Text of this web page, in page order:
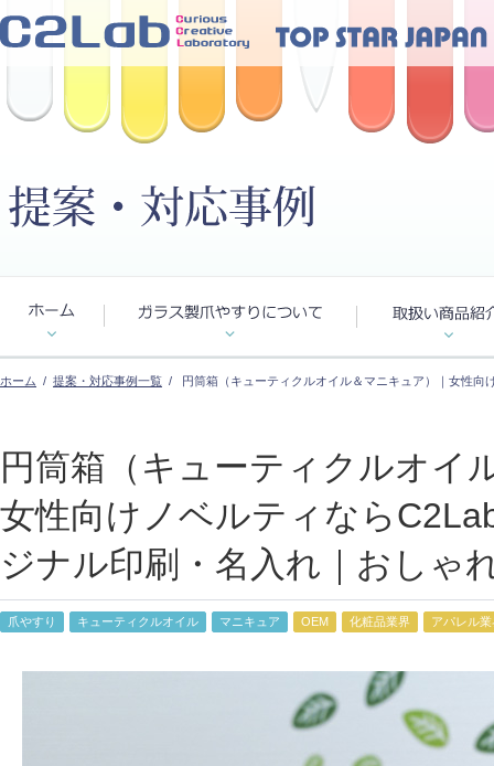
ホーム / 提案・対応事例一覧 / 円筒箱（キューティクルオイル＆マニキュア）｜女性向
円筒箱（キューティクルオイ
女性向けノベルティなら
ジナル印刷・名入れ｜おしゃ
爪やすり キューティクルオイル マニキュア OEM 化粧品業界 アパレル業